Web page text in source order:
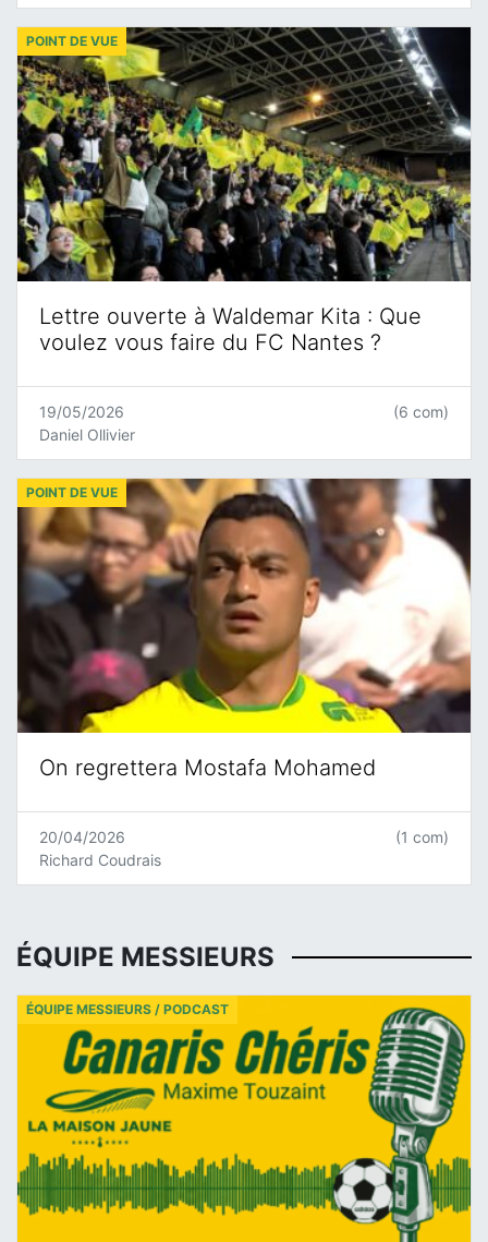
Lettre ouverte à Waldemar Kita : Que
voulez vous faire du FC Nantes ?
POINT DE VUE
19/05/2026
Daniel Ollivier
(6 com)
On regrettera Mostafa Mohamed
POINT DE VUE
20/04/2026
Richard Coudrais
(1 com)
ÉQUIPE MESSIEURS
ÉQUIPE MESSIEURS / PODCAST